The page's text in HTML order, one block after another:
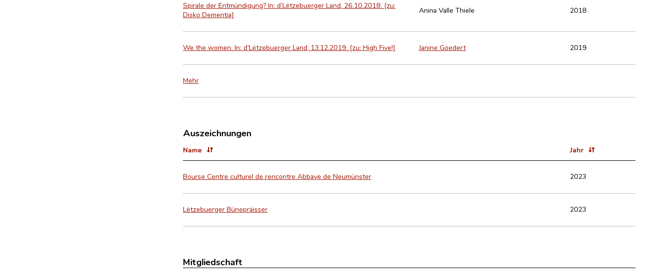
Spirale der Entmündigung? In: d’Lëtzebuerger Land, 26.10.2018. [zu:
Disko Dementia]
Anina Valle Thiele 2018
We the women. In: d'Lëtzebuerger Land, 13.12.2019. [zu: High Five!] Janine Goedert 2019
Mehr
Auszeichnungen
Name Jahr
Bourse Centre culturel de rencontre Abbaye de Neumünster 2023
Lëtzebuerger Bünepräisser 2023
Mitgliedschaft